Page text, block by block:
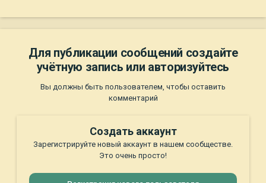
Для публикации сообщений создайте
учётную запись или авторизуйтесь
Вы должны быть пользователем, чтобы оставить
комментарий
Создать аккаунт
Зарегистрируйте новый аккаунт в нашем сообществе.
Это очень просто!